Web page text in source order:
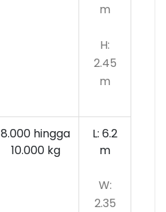
m
H:
2.45
m
8.000 hingga
10.000 kg
L: 6.2
m
W:
2.35